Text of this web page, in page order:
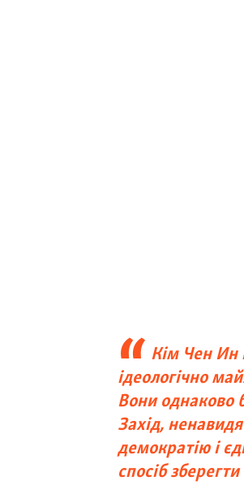
Кім Чен Ин
ідеологічно
Вони однаково
Захід,
демократію і
спосіб